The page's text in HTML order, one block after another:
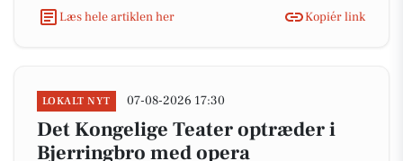
Læs hele artiklen her
Kopiér link
LOKALT NYT 07-08-2026 17:30
Det Kongelige Teater optræder i
Bjerringbro med opera